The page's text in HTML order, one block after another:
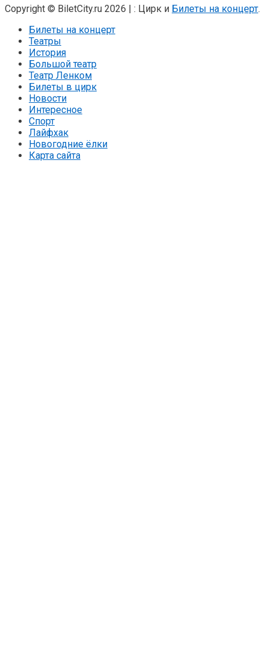
Copyright © BiletCity.ru 2026 | : Цирк и Билеты на концерт.
Билеты на концерт
Театры
История
Большой театр
Театр Ленком
Билеты в цирк
Новости
Интересное
Спорт
Лайфхак
Новогодние ёлки
Карта сайта